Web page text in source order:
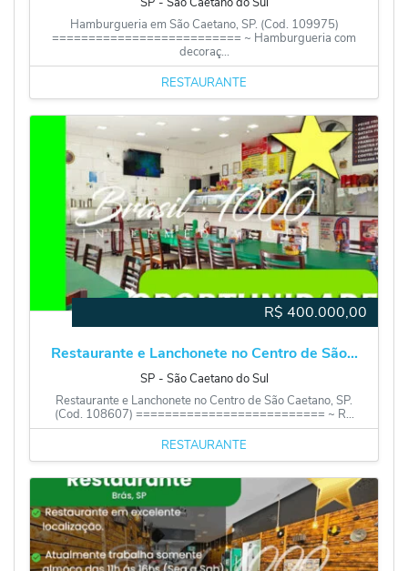
Hamburgueria em São Caetano, SP. (Cod. 109975)
========================== ~ Hamburgueria com
decoraç...
RESTAURANTE
R$ 400.000,00
Restaurante e Lanchonete no Centro de São...
SP ‐ São Caetano do Sul
Restaurante e Lanchonete no Centro de São Caetano, SP.
(Cod. 108607) ========================== ~ R...
RESTAURANTE